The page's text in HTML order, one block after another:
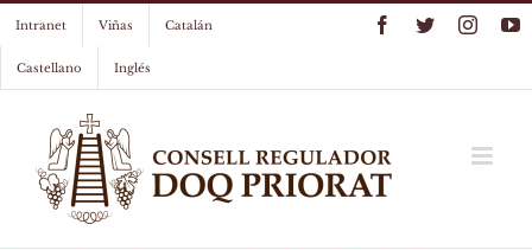
to
content
Intranet Viñas Catalán
Castellano Inglés
Facebook
Twitter